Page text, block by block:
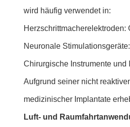
wird häufig verwendet in:
Neuronale
Chirurgische Instrumente
Aufgrund seiner nicht
medizinischer Implantate
Luft- und